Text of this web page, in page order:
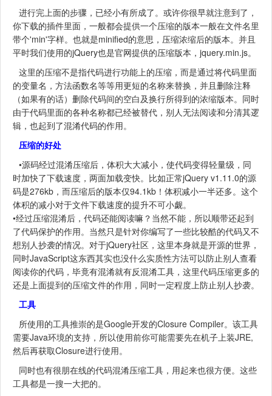
进行完上面的步骤，已经小有所成了。或许你很早就注意到了，
你下载的插件里面，一般都会提供一个压缩的版本一般在文件名里
带个'min'字样。也就是minified的意思，压缩浓缩后的版本。并且
平时我们使用的jQuery也是官网提供的压缩版本，jquery.min.js。
这里的压缩不是指代码进行功能上的压缩，而是通过将代码里面
的变量名，方法函数名等等用更短的名称来替换，并且删除注释
（如果有的话）删除代码间的空白及换行所得到的浓缩版本。同时
由于代码里面的各种名称都已经被替代，别人无法阅读和分清其逻
辑，也起到了混淆代码的作用。
压缩的好处
•源码经过混淆压缩后，体积大大减小，使代码变得轻量级，同
时加快了下载速度，两面加载变快。比如正常jQuery v1.11.0的源
码是276kb，而压缩后的版本仅94.1kb！体积减小一半还多。这个
体积的减小对于文件下载速度的提升不可小觑。
•经过压缩混淆后，代码还能阅读嘛？当然不能，所以顺带还起到
了代码保护的作用。当然只是针对你编写了一些比较酷的代码又不
想别人抄袭的情况。对于jQuery社区，这里本身就是开源的世界，
同时JavaScript这东西其实也没什么实质性方法可以防止别人查看
阅读你的代码，毕竟有混淆就有反混淆工具，这里代码压缩更多的
还是上面提到的压缩文件的作用，同时一定程度上防止别人抄袭。
工具
所使用的工具推崇的是Google开发的Closure Compiler。该工具
需要Java环境的支持，所以使用前你可能需要先在机子上装JRE,
然后再获取Closure进行使用。
同时也有很朋在线的代码混淆压缩工具，用起来也很方便。这些
工具都是一搜一大把的。